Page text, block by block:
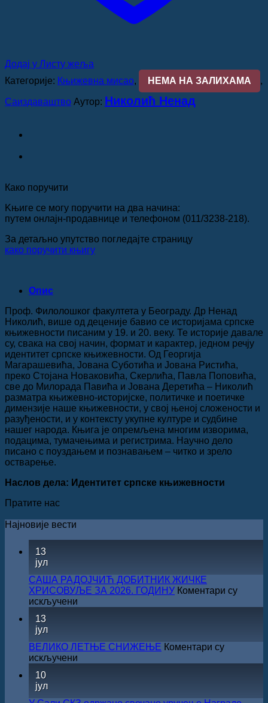
Додај у Листу жеља
Категорије: Књижевна мисао, НЕМА НА ЗАЛИХАМА ,
Саиздаваштво Аутор: Николић Ненад
Како поручити
Kњиге се могу поручити на два начина:
путем онлајн-продавнице и телефоном (011/3238-218).
За детаљно упутство погледајте страницу
како поручити књигу
Опис
Проф. Филолошког факултета у Београду. Др Ненад
Николић, више од деценије бавио се историјама српске
књижевности писаним у 19. и 20. веку. Те историје давале
су, свака на свој начин, формат и карактер, једном речју
идентитет српске књижевности. Од Георгија
Магарашевића, Јована Суботића и Јована Ристића,
преко Стојана Новаковића, Скерлића, Павла Поповића,
све до Милорада Павића и Јована Деретића – Николић
разматра књижевно-историјске, политичке и поетичке
димензије наше књижевности, у свој њеној сложености и
разуђености, и у контексту укупне културе и судбине
нашег народа. Књига је опремљена многим изворима,
подацима, тумачењима и регистрима. Научно дело
писано с поуздањем и познавањем – читко и зрело
остварење.
Наслов дела: Идентитет српске књижевности
Пратите нас
Најновије вести
13
јул
САША РАДОЈЧИЋ ДОБИТНИК ЖИЧКЕ
ХРИСОВУЉЕ ЗА 2026. ГОДИНУ Коментари су
искључени
ЖИЧКЕ
ХРИСОВУЉЕ
ЗА
13
јул
ВЕЛИКО ЛЕТЊЕ СНИЖЕЊЕ Коментари су
искључени
10
јул